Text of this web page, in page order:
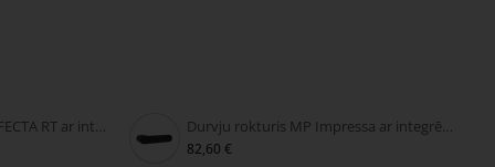
Durvju rokturis MP PERFECTA RT ar integrētu slēdzeni Durvju rokturis MP Impressa ar integrētu slēdzeni
82,60 €